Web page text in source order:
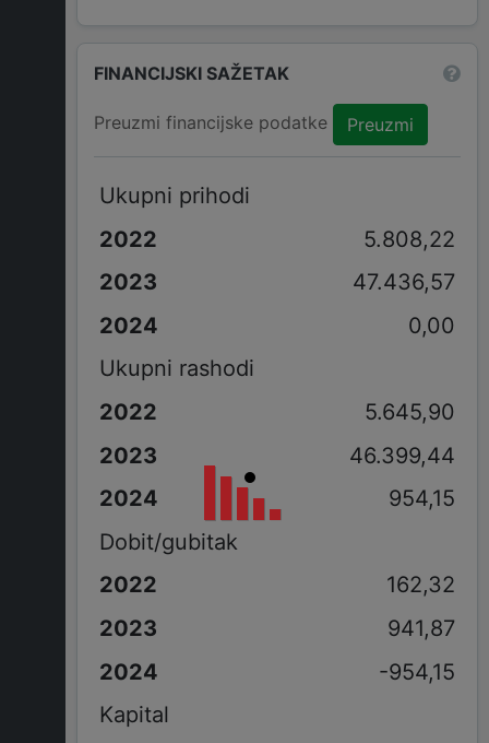
FINANCIJSKI SAŽETAK
Preuzmi financijske podatke Preuzmi
Ukupni prihodi
5.808,22
47.436,57
0,00
Ukupni rashodi
5.645,90
46.399,44
954,15
Dobit/gubitak
162,32
941,87
-954,15
Kapital